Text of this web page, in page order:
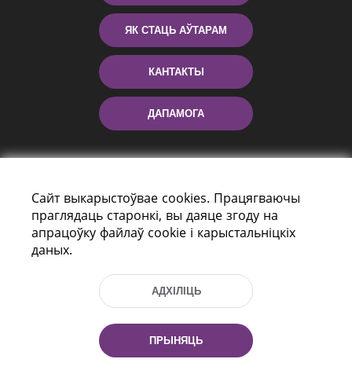
ЯК СТАЦЬ АЎТАРАМ
КАНТАКТЫ
ДАПАМОГА
г. Мiнск, Рэспубліка Беларусь, 220114
Тэл.: (+375 17) 368 37 37, Факс: (+375 17)
Эл. пошта: inbox@nlb.by
Сайт выкарыстоўвае cookies. Працягваючы
праглядаць старонкі, вы даяце згоду на
апрацоўку файлаў cookie і карыстальніцкіх
даных.
АДХІЛІЦЬ
ПРЫНЯЦЬ